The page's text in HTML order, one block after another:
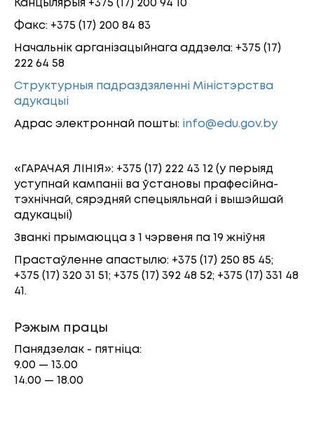
Канцылярыя +375 (17) 200 94 10
Факс: +375 (17) 200 84 83
Начальнік арганізацыйнага аддзела: +375 (17)
222 64 58
Структурныя падраздзяленні Міністэрства
адукацыі
Адрас электроннай пошты: info@edu.gov.by
«ГАРАЧАЯ ЛІНІЯ»: +375 (17) 222 43 12 (у перыяд
уступнай кампаніі ва ўстановы прафесійна-
тэхнічнай, сярэдняй спецыяльнай i вышэйшай
адукацыi)
Званкі прымаюцца з 1 чэрвеня па 19 жніўня
Прастаўленне апастылю: +375 (17) 250 85 45;
+375 (17) 320 31 51; +375 (17) 392 48 52; +375 (17) 331 48
41.
Рэжым працы
Панядзелак - пятніца:
9.00 — 13.00
14.00 — 18.00